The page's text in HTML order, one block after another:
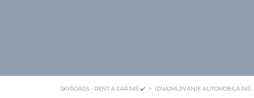
SKYROADS - RENT A CAR NIŠ ✔️ > IZNAJMLJIVANJE AUTOMOBILA NIŠ